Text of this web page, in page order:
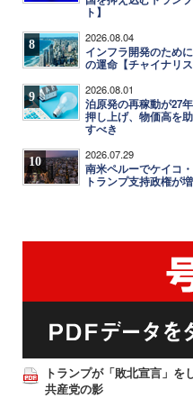
ト】
8 2026.08.04
インフラ開発のため
の運命【チャイナリス
9 2026.08.01
泊原発の再稼動が27
押し上げ、物価高を
すべき
10 2026.07.29
南米ペルーでケイコ
トランプ支持政権が
トランプが「敗北宣言」
共産党の影